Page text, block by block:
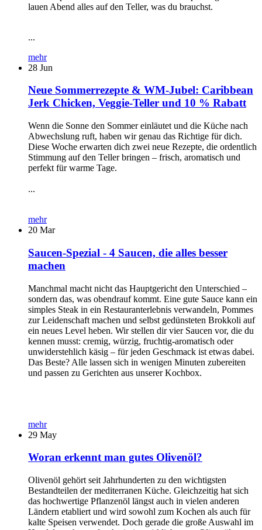
lauen Abend alles auf den Teller, was du brauchst.
...
mehr
28 Jun
Neue Sommerrezepte & WM-Jubel: Caribbean
Jerk Chicken, Veggie-Teller und 10 % Rabatt
Wenn die Sonne den Sommer einläutet und die Küche nach
Abwechslung ruft, haben wir genau das Richtige für dich.
Diese Woche erwarten dich zwei neue Rezepte, die ordentlich
Stimmung auf den Teller bringen – frisch, aromatisch und
perfekt für warme Tage.
...
mehr
20 Mar
Saucen-Spezial - 4 Saucen, die alles besser
machen
Manchmal macht nicht das Hauptgericht den Unterschied –
sondern das, was obendrauf kommt. Eine gute Sauce kann ein
simples Steak in ein Restauranterlebnis verwandeln, Pommes
zur Leidenschaft machen und selbst gedünsteten Brokkoli auf
ein neues Level heben. Wir stellen dir vier Saucen vor, die du
kennen musst: cremig, würzig, fruchtig-aromatisch oder
unwiderstehlich käsig – für jeden Geschmack ist etwas dabei.
Das Beste? Alle lassen sich in wenigen Minuten zubereiten
und passen zu Gerichten aus unserer Kochbox.
mehr
29 May
Woran erkennt man gutes Olivenöl?
Olivenöl gehört seit Jahrhunderten zu den wichtigsten
Bestandteilen der mediterranen Küche. Gleichzeitig hat sich
das hochwertige Pflanzenöl längst auch in vielen anderen
Ländern etabliert und wird sowohl zum Kochen als auch für
kalte Speisen verwendet. Doch gerade die große Auswahl im